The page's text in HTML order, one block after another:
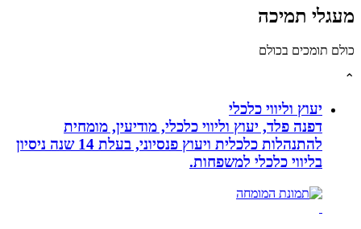
תמיכה
תומכים בכולם
יעוץ וליווי כלכלי
דפנה פלד, יעוץ וליווי כלכלי, מודיעין, מומחית
להתנהלות כלכלית ויעוץ פנסיוני, בעלת 14 שנה ניסיון
בליווי כלכלי למשפחות.